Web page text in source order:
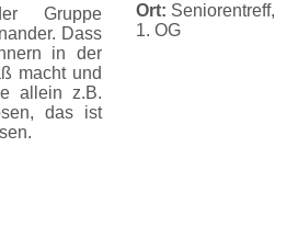
Gruppe
Dass
in der
macht und
allein z.B.
das ist
Ort: Seniorentreff,
1. OG